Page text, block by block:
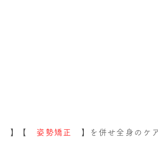
】【 姿勢矯正 】を併せ全身のケ